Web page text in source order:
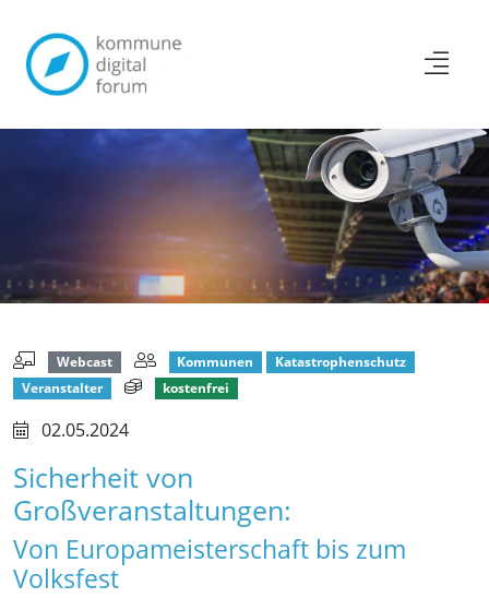
Webcast Kommunen
Katastrophenschutz
Veranstalter
kostenfrei
02.05.2024
Sicherheit von
Großveranstaltungen:
Von Europameisterschaft bis zum
Volksfest